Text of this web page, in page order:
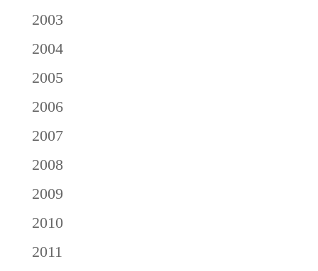
2003
2004
2005
2006
2007
2008
2009
2010
2011